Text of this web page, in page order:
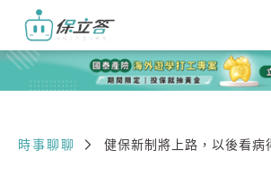
時事聊聊 健保新制將上路，以後看病